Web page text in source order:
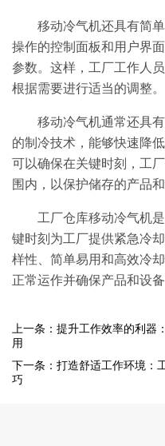
移动冷气机还具有简
操作的控制面板和用户界
参数。这样，工厂工作人
根据需要进行适当的调整。
移动冷气机通常还具
的制冷技术，能够快速降
可以确保在关键时刻，工
围内，以保护储存的产品和
工厂仓库移动冷气机
键时刻为工厂提供紧急冷
样性、简单易用和高效冷
正常运作并确保产品和设备
上一条：提升工作效率的利器
用
下一条：打造舒适工作环境：
巧